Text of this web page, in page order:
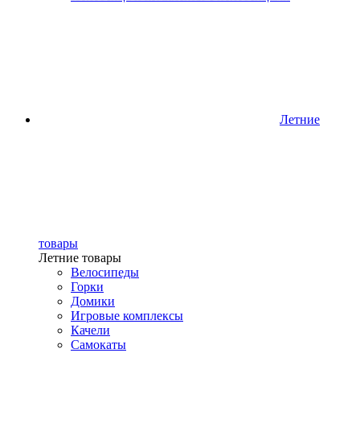
Летние
товары
Летние товары
Велосипеды
Горки
Домики
Игровые комплексы
Качели
Самокаты